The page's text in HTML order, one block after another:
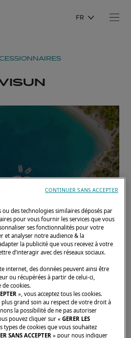
FR
VISUN TUSCANY YACHTING SERVICE
ou des technologies similaires déposés par
pour vous fournir les services que vous
ses fonctionnalités pour votre
et analyser notre audience & la
la publicité que vous recevez à votre
d’interagir avec des réseaux sociaux.
internet, des données peuvent ainsi être
ou récupérées à partir de celui-ci,
cookies.
», vous acceptez tous les cookies.
plus grand soin au respect de votre droit à
la possibilité de ne pas autoriser
pouvez cliquer sur «GERER LES
types de cookies que vous souhaitez
SANS ACCEPTER » pour nous indiquer
CONTINUER SANS ACCEPTER